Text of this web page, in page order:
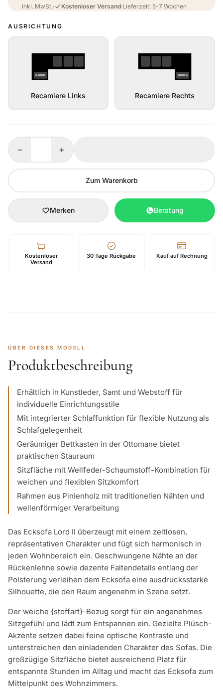
inkl. MwSt.· Kostenloser Versand·Lieferzeit: 5-7 Wochen
AUSRICHTUNG
Recamiere Links Recamiere Rechts
− +
Zum Warenkorb
Merken Beratung
Kostenloser
Versand
30 Tage Rückgabe Kauf auf Rechnung
ÜBER DIESES MODELL
Produktbeschreibung
Erhältlich in Kunstleder, Samt und Webstoff für
individuelle Einrichtungsstile
Mit integrierter Schlaffunktion für flexible Nutzung als
Schlafgelegenheit
Geräumiger Bettkasten in der Ottomane bietet
praktischen Stauraum
Sitzfläche mit Wellfeder-Schaumstoff-Kombination für
weichen und flexiblen Sitzkomfort
Rahmen aus Pinienholz mit traditionellen Nähten und
wellenförmiger Verarbeitung
Das Ecksofa Lord II überzeugt mit einem zeitlosen,
repräsentativen Charakter und fügt sich harmonisch in
jeden Wohnbereich ein. Geschwungene Nähte an der
Rückenlehne sowie dezente Faltendetails entlang der
Polsterung verleihen dem Ecksofa eine ausdrucksstarke
Silhouette, die den Raum angenehm in Szene setzt.
Der weiche {stoffart}-Bezug sorgt für ein angenehmes
Sitzgefühl und lädt zum Entspannen ein. Gezielte Plüsch-
Akzente setzen dabei feine optische Kontraste und
unterstreichen den einladenden Charakter des Sofas. Die
großzügige Sitzfläche bietet ausreichend Platz für
entspannte Stunden im Alltag und macht das Ecksofa zum
Mittelpunkt des Wohnzimmers.